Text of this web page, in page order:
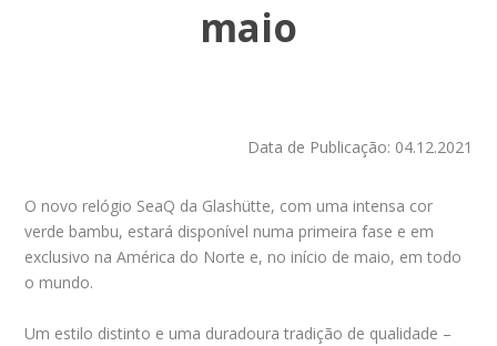
maio
Data de Publicação: 04.12.2021
O novo relógio SeaQ da Glashütte, com uma intensa cor
verde bambu, estará disponível numa primeira fase e em
exclusivo na América do Norte e, no início de maio, em todo
o mundo.
Um estilo distinto e uma duradoura tradição de qualidade –